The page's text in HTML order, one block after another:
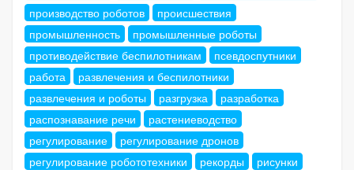
производство роботов
происшествия
промышленность
промышленные роботы
противодействие беспилотникам
псевдоспутники
работа
развлечения и беспилотники
развлечения и роботы
разгрузка
разработка
распознавание речи
растениеводство
регулирование
регулирование дронов
регулирование робототехники
рекорды
рисунки